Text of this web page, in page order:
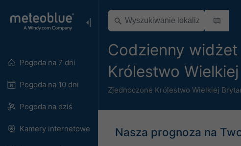
Pogoda na 7 dni
Pogoda na 10 dni
Pogoda na dziś
Kamery internetowe
Codzienny
Królestwo
Zjednoczone Królestwo Wielkiej
Nasza prognoza na